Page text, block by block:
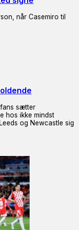
når Casemiro til
fans sætter
hos ikke mindst
og Newcastle sig